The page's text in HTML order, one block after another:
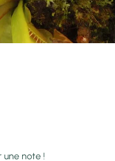
une note !